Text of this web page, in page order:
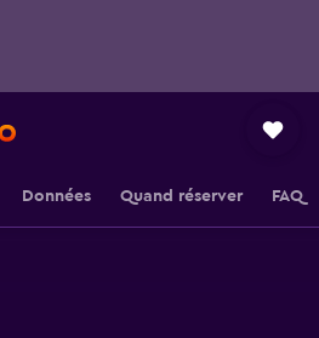
Données Quand réserver FAQ